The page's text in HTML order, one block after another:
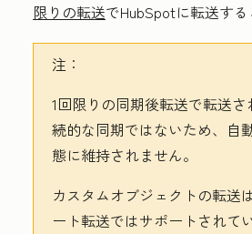
限りの転送でHubSpotに転送する
注：
1回限りの同期後転送で転送
続的な同期ではないため、自
態に維持されません。
カスタムオブジェクトの転送
ート転送ではサポートされて